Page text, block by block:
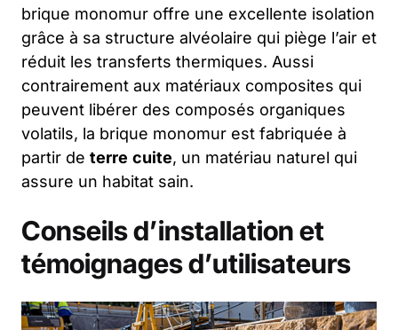
brique monomur offre une excellente isolation
grâce à sa structure alvéolaire qui piège l’air et
réduit les transferts thermiques. Aussi
contrairement aux matériaux composites qui
peuvent libérer des composés organiques
volatils, la brique monomur est fabriquée à
partir de terre cuite, un matériau naturel qui
assure un habitat sain.
Conseils d’installation et
témoignages d’utilisateurs